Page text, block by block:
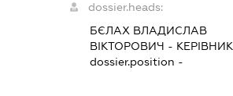
dossier.heads:
БЄЛАХ ВЛАДИСЛАВ
ВІКТОРОВИЧ - КЕРІВНИК
dossier.position -